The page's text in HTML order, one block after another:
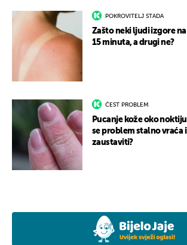
POKROVITELJ STADA
Zašto neki ljudi izgore
15 minuta, a drugi ne?
ČEST PROBLEM
Pucanje kože oko
se problem stalno vraća
zaustaviti?